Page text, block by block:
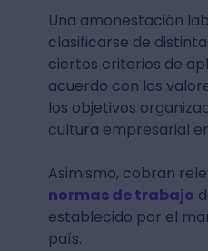
Una amonestación
clasificarse de
ciertos criterios de
acuerdo con los
los objetivos
cultura empresarial
Asimismo, cobran
normas de trabajo
establecido por el
país.